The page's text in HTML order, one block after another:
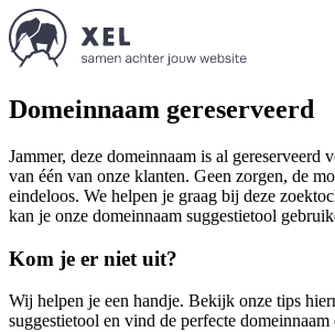
Domeinnaam gereserveerd
Jammer, deze domeinnaam is al gereserveerd
van één van onze klanten. Geen zorgen, de
eindeloos. We helpen je graag bij deze
kan je onze domeinnaam suggestietool
Kom je er niet uit?
Wij helpen je een handje. Bekijk onze tips
suggestietool en vind de perfecte